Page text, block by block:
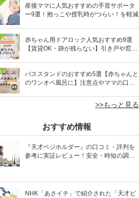
産後ママに人気おすすめの手首サポータ
ー9選！抱っこや授乳時がつらい！を軽減
赤ちゃん用ドアロック人気おすすめ9選
【賃貸OK・跡が残らない】引き戸や窓対
バススタンドのおすすめ5選【赤ちゃんと
のワンオペ風呂に】注意点やママの口コ
>>もっと見る
おすすめ情報
『天才ベジホルダー』の口コミ・評判を
参考に実証レビュー！安全・時短の調理
NHK「あさイチ」で紹介された「天才ピ